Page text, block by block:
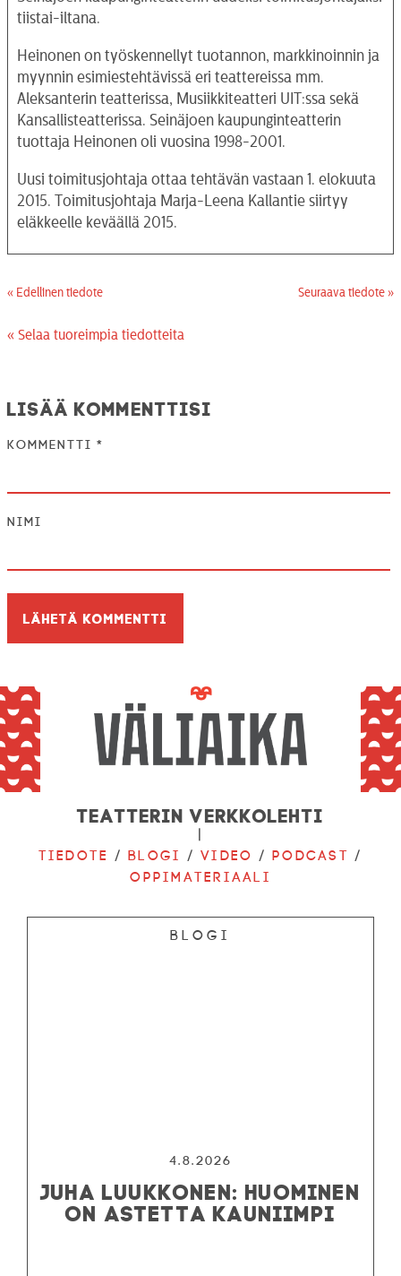
tiistai-iltana.
Heinonen on työskennellyt tuotannon, markkinoinnin ja
myynnin esimiestehtävissä eri teattereissa mm.
Aleksanterin teatterissa, Musiikkiteatteri UIT:ssa sekä
Kansallisteatterissa. Seinäjoen kaupunginteatterin
tuottaja Heinonen oli vuosina 1998-2001.
Uusi toimitusjohtaja ottaa tehtävän vastaan 1. elokuuta
2015. Toimitusjohtaja Marja-Leena Kallantie siirtyy
eläkkeelle keväällä 2015.
« Edellinen tiedote Seuraava tiedote »
« Selaa tuoreimpia tiedotteita
Lisää kommenttisi
Kommentti *
Nimi
Teatterin verkkolehti
Tiedote / Blogi /Video / Podcast /
Oppimateriaali
Blogi
4.8.2026
JUHA LUUKKONEN: HUOMINEN
ON ASTETTA KAUNIIMPI